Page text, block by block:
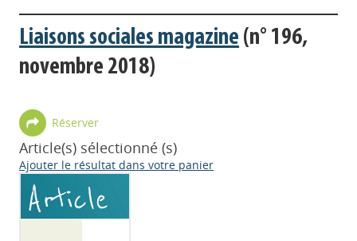
Liaisons sociales magazine (n° 196,
novembre 2018)
Réserver
Article(s) sélectionné (s)
Ajouter le résultat dans votre panier